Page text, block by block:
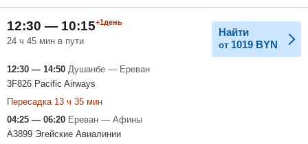
12:30 — 10:15+1день
24 ч 45 мин в пути
Найти
от 1019 BYN
12:30 — 14:50 Душанбе — Ереван
3F826 Pacific Airways
Пересадка 13 ч 35 мин
04:25 — 06:20 Ереван — Афины
A3899 Эгейские Авиалинии